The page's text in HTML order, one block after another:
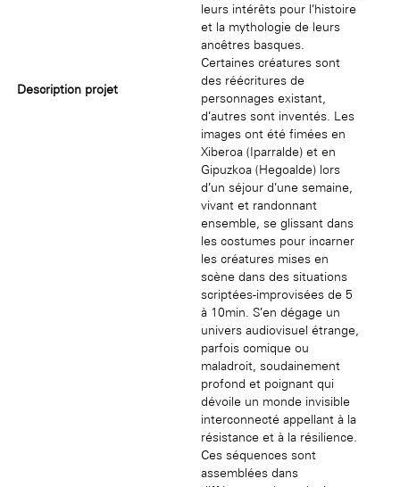
Description projet
leurs intérêts pour l’histoire
et la mythologie de leurs
ancêtres basques.
Certaines créatures sont
des réécritures de
personnages existant,
d’autres sont inventés. Les
images ont été fimées en
Xiberoa (Iparralde) et en
Gipuzkoa (Hegoalde) lors
d’un séjour d’une semaine,
vivant et randonnant
ensemble, se glissant dans
les costumes pour incarner
les créatures mises en
scène dans des situations
scriptées-improvisées de 5
à 10min. S’en dégage un
univers audiovisuel étrange,
parfois comique ou
maladroit, soudainement
profond et poignant qui
dévoile un monde invisible
interconnecté appellant à la
résistance et à la résilience.
Ces séquences sont
assemblées dans